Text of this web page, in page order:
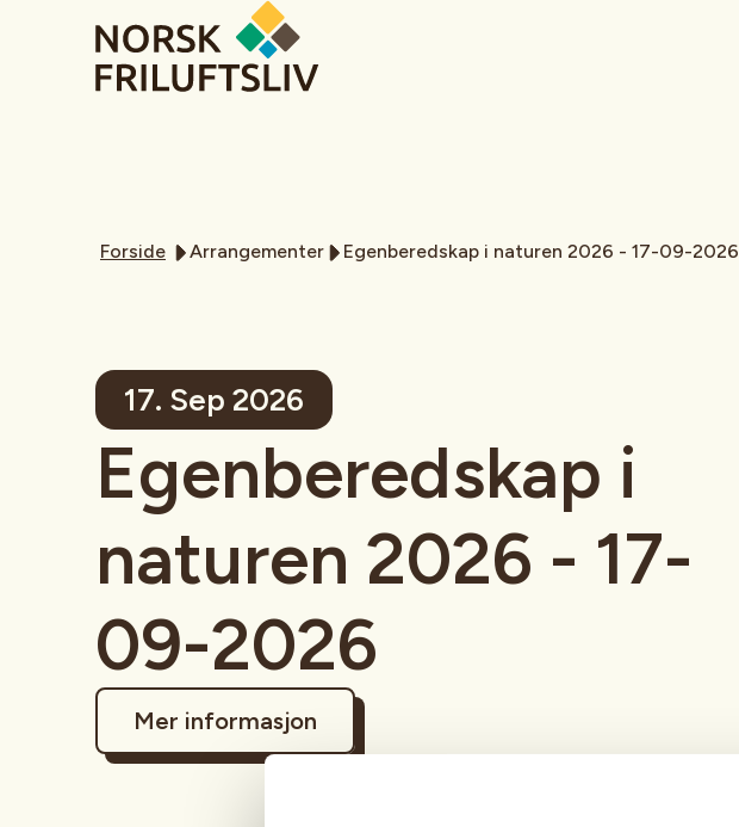
Forside Arrangementer Egenberedskap i naturen 2026 - 17-09-2026
17. Sep 2026
Egenberedskap i
naturen 2026 - 17-
09-2026
Mer informasjon